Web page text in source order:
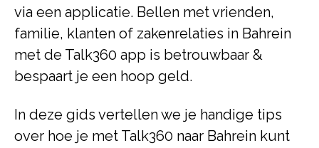
via een applicatie. Bellen met vrienden,
familie, klanten of zakenrelaties in Bahrein
met de Talk360 app is betrouwbaar &
bespaart je een hoop geld.
In deze gids vertellen we je handige tips
over hoe je met Talk360 naar Bahrein kunt